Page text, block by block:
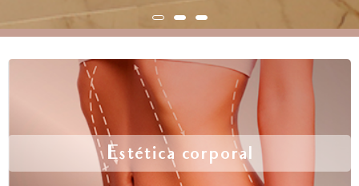
Estética corporal